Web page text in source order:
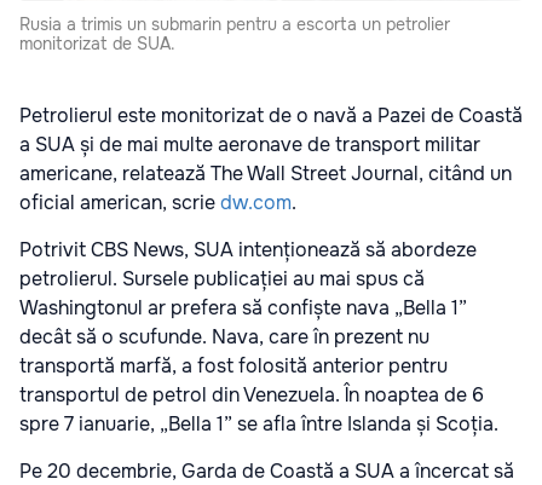
Rusia a trimis un submarin pentru a escorta un petrolier
monitorizat de SUA.
Petrolierul este monitorizat de o navă a Pazei de Coastă
a SUA și de mai multe aeronave de transport militar
americane, relatează The Wall Street Journal, citând un
oficial american, scriedw.com.
Potrivit CBS News, SUA intenționează să abordeze
petrolierul. Sursele publicației au mai spus că
Washingtonul ar prefera să confiște nava „Bella 1”
decât să o scufunde. Nava, care în prezent nu
transportă marfă, a fost folosită anterior pentru
transportul de petrol din Venezuela. În noaptea de 6
spre 7 ianuarie, „Bella 1” se afla între Islanda și Scoția.
Pe 20 decembrie, Garda de Coastă a SUA a încercat să